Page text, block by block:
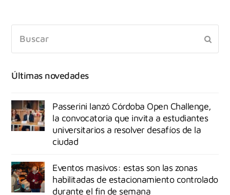
Últimas novedades
Passerini lanzó Córdoba Open Challenge,
la convocatoria que invita a estudiantes
universitarios a resolver desafíos de la
ciudad
Eventos masivos: estas son las zonas
habilitadas de estacionamiento controlado
durante el fin de semana